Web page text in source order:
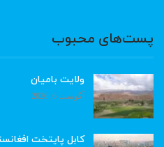
پست‌های محبوب
ولایت بامیان
آگوست 6, 2026
کابل پایتخت